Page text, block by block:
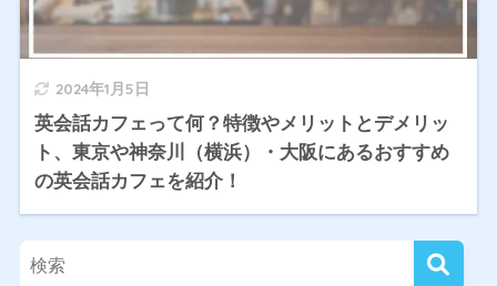
2024年1月5日
英会話カフェって何？特徴やメリットとデメリッ
ト、東京や神奈川（横浜）・大阪にあるおすすめ
の英会話カフェを紹介！